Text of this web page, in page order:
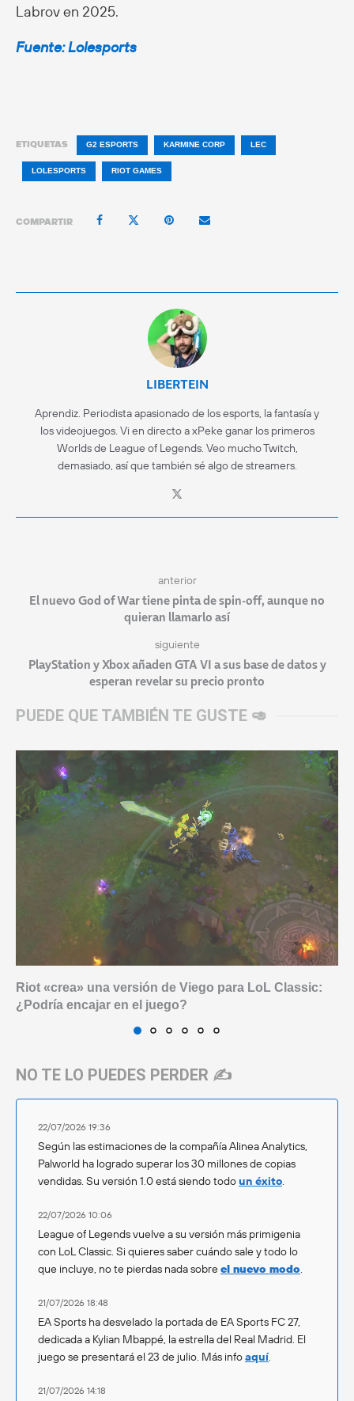
Labrov en 2025.
Fuente: Lolesports
ETIQUETAS G2 ESPORTS KARMINE CORP LEC
LOLESPORTS RIOT GAMES
COMPARTIR
LIBERTEIN
Aprendiz. Periodista apasionado de los esports, la fantasía y
los videojuegos. Vi en directo a xPeke ganar los primeros
Worlds de League of Legends. Veo mucho Twitch,
demasiado, así que también sé algo de streamers.
anterior
El nuevo God of War tiene pinta de spin-off, aunque no
quieran llamarlo así
siguiente
PlayStation y Xbox añaden GTA VI a sus base de datos y
esperan revelar su precio pronto
PUEDE QUE TAMBIÉN TE GUSTE 🥑
Riot «crea» una versión de Viego para LoL Classic:
¿Podría encajar en el juego?
NO TE LO PUEDES PERDER ✍️
22/07/2026 19:36
Según las estimaciones de la compañía Alinea Analytics,
Palworld ha logrado superar los 30 millones de copias
vendidas. Su versión 1.0 está siendo todoun éxito.
22/07/2026 10:06
League of Legends vuelve a su versión más primigenia
con LoL Classic. Si quieres saber cuándo sale y todo lo
que incluye, no te pierdas nada sobreel nuevo modo.
21/07/2026 18:48
EA Sports ha desvelado la portada de EA Sports FC 27,
dedicada a Kylian Mbappé, la estrella del Real Madrid. El
juego se presentará el 23 de julio. Más infoaquí.
21/07/2026 14:18